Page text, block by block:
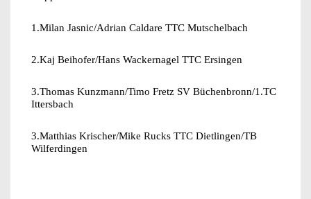
1.Milan Jasnic/Adrian Caldare TTC Mutschelbach
2.Kaj Beihofer/Hans Wackernagel TTC Ersingen
3.Thomas Kunzmann/Timo Fretz SV Büchenbronn/1.TC
Ittersbach
3.Matthias Krischer/Mike Rucks TTC Dietlingen/TB
Wilferdingen